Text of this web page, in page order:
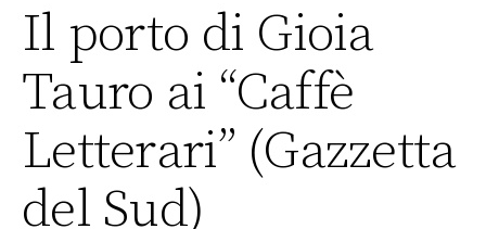
Il porto di Gioia
Tauro ai “Caffè
Letterari” (Gazzetta
del Sud)